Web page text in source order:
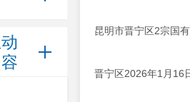
昆明市晋宁区2宗国
晋宁区2026年1月16